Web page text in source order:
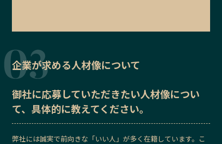
企業が求める人材像について
御社に応募していただきたい人材像につい
て、具体的に教えてください。
弊社には誠実で前向きな「いい人」が多く在籍しています。こ